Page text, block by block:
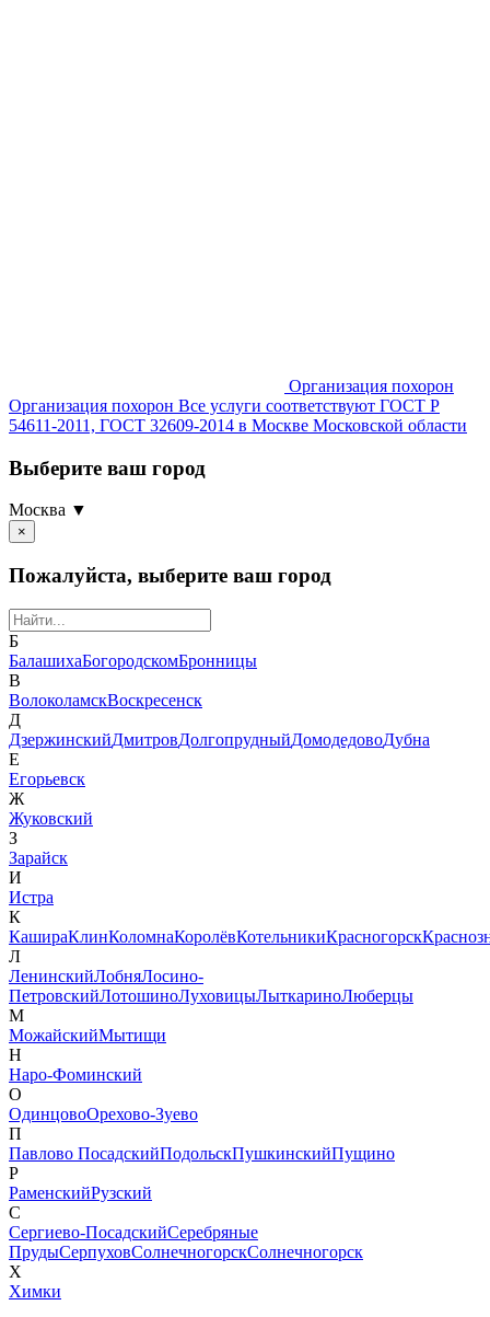
Организация похорон
Организация похорон Все услуги соответствуют ГОСТ Р
54611-2011, ГОСТ 32609-2014 в Москве Московской области
Выберите ваш город
Москва ▼
×
Пожалуйста, выберите ваш город
Б
БалашихаБогородскомБронницы
В
ВолоколамскВоскресенск
Д
ДзержинскийДмитровДолгопрудныйДомодедовоДубна
Е
Егорьевск
Ж
Жуковский
З
Зарайск
И
Истра
К
КашираКлинКоломнаКоролёвКотельникиКрасногорск
Л
ЛенинскийЛобняЛосино-
ПетровскийЛотошиноЛуховицыЛыткариноЛюберцы
М
МожайскийМытищи
Н
Наро-Фоминский
О
ОдинцовоОрехово-Зуево
П
Павлово ПосадскийПодольскПушкинскийПущино
Р
РаменскийРузский
С
Сергиево-ПосадскийСеребряные
ПрудыСерпуховСолнечногорскСолнечногорск
Х
Химки